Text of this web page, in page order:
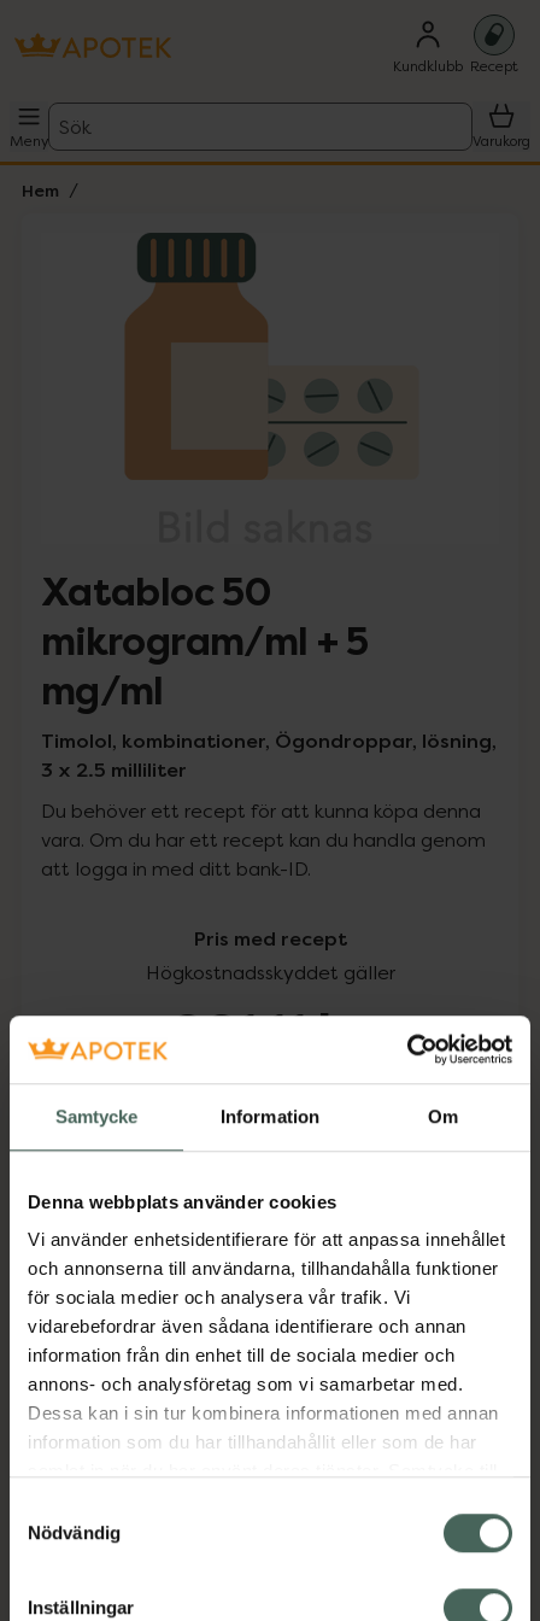
Samtycke Information Om
Denna webbplats använder cookies
Vi använder enhetsidentifierare för att anpassa innehållet
och annonserna till användarna, tillhandahålla funktioner
för sociala medier och analysera vår trafik. Vi
vidarebefordrar även sådana identifierare och annan
information från din enhet till de sociala medier och
annons- och analysföretag som vi samarbetar med.
Dessa kan i sin tur kombinera informationen med annan
information som du har tillhandahållit eller som de har
återkalla ditt samtycke via webbplatsens
cookieinställningar. Ett återkallat samtycke påverkar inte
lagligheten av behandling som skett innan återkallelsen.
Nödvändig
Inställningar
Kundklubb Recept
Meny
Sök
Varukorg
Hem
Lista: . Innehåller 1 objekt.
Xatabloc 50
mikrogram/ml + 5
mg/ml
Timolol, kombinationer, Ögondroppar, lösning,
3 x 2.5 milliliter
Du behöver ett recept för att kunna köpa denna
vara. Om du har ett recept kan du handla genom
att logga in med ditt bank-ID.
Pris med recept
Högkostnadsskyddet gäller
261,11 kr
I apotek:261,11 kr
Köp via ditt recept
Aktuella erbjudanden
Beskrivning
Läs alltid bipacksedeln innan
användning.
Visa